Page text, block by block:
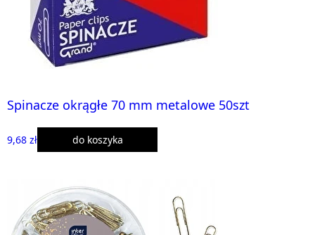
Spinacze okrągłe 70 mm metalowe 50szt
9,68 zł do koszyka